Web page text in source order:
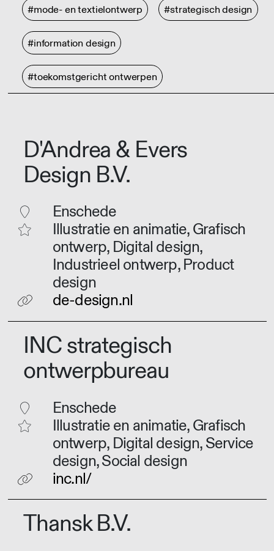
#mode- en textielontwerp #strategisch design
#information design
#toekomstgericht ontwerpen
D'Andrea & Evers
Design B.V.
Enschede
Illustratie en animatie, Grafisch
ontwerp, Digital design,
Industrieel ontwerp, Product
design
de-design.nl
INC strategisch
ontwerpbureau
Enschede
Illustratie en animatie, Grafisch
ontwerp, Digital design, Service
design, Social design
inc.nl/
Thansk B.V.